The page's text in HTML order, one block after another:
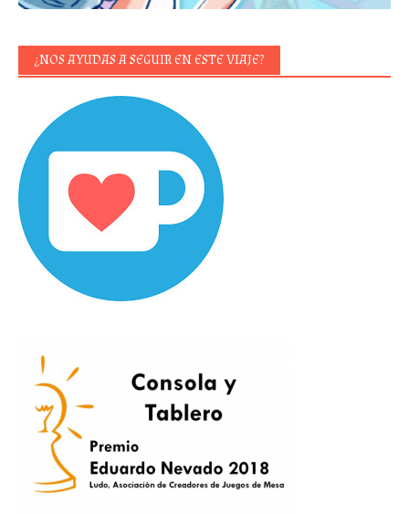
¿NOS AYUDAS A SEGUIR EN ESTE VIAJE?